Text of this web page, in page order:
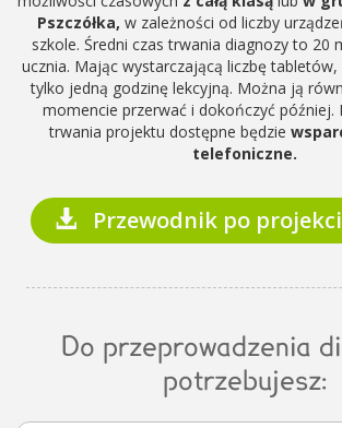
Pszczółka, w zależności od liczby
szkole. Średni czas trwania diagnozy to 20
ucznia. Mając wystarczającą liczbę
tylko jedną godzinę lekcyjną. Można ją
momencie przerwać i dokończyć później.
trwania projektu dostępne będzie
telefoniczne.
Przewodnik po
Do przeprowadzenia
potrzebujesz: